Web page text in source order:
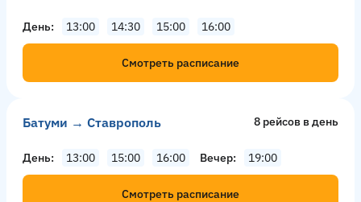
День 13:00 14:30 15:00 16:00
Смотреть расписание
Батуми → Ставрополь 8 рейсов в день
День 13:00 15:00 16:00 Вечер 19:00
Смотреть расписание